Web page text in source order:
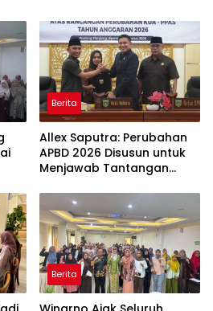
Berita
Allex Saputra: Perubahan
APBD 2026 Disusun untuk
Menjawab Tantangan
Berita